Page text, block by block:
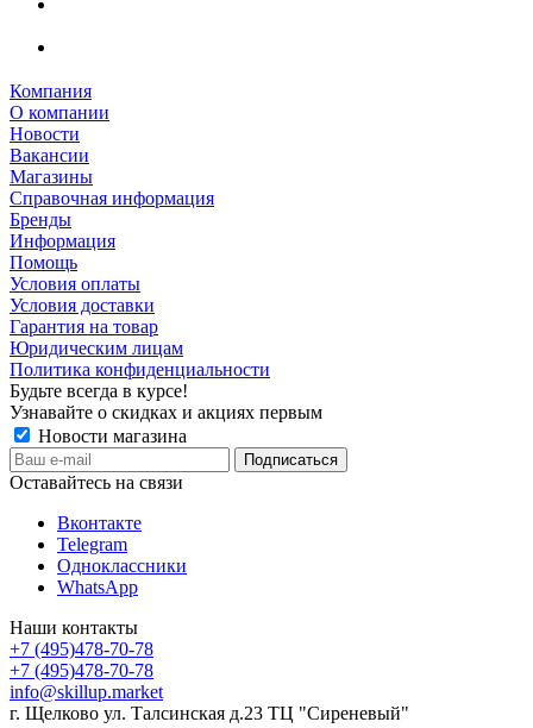
Компания
О компании
Новости
Вакансии
Магазины
Справочная информация
Бренды
Информация
Помощь
Условия оплаты
Условия доставки
Гарантия на товар
Юридическим лицам
Политика конфиденциальности
Будьте всегда в курсе!
Узнавайте о скидках и акциях первым
Новости магазина
Оставайтесь на связи
Вконтакте
Telegram
Одноклассники
WhatsApp
Наши контакты
+7 (495)478-70-78
+7 (495)478-70-78
info@skillup.market
г. Щелково ул. Талсинская д.23 ТЦ "Сиреневый"